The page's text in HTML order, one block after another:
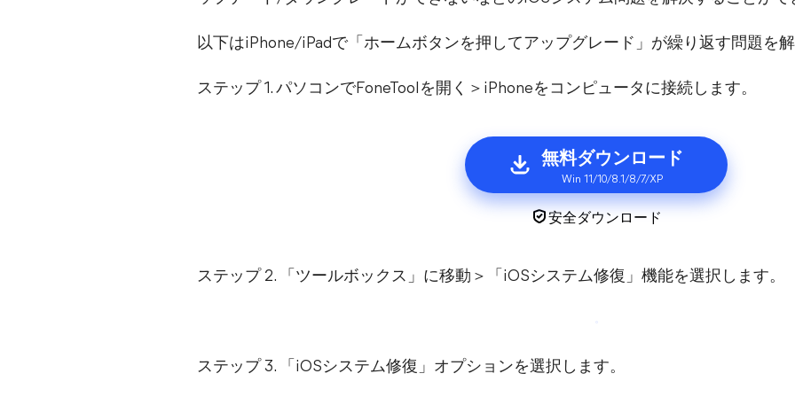
以下はiPhone/iPadで「ホームボタンを押してアップグレード」が繰り返す問題を解
ステップ 1. パソコンでFoneToolを開く＞iPhoneをコンピュータに接続します。
無料ダウンロード
Win 11/10/8.1/8/7/XP
安全ダウンロード
ステップ 2. 「ツールボックス」に移動＞「iOSシステム修復」機能を選択します。
ステップ 3. 「iOSシステム修復」オプションを選択します。